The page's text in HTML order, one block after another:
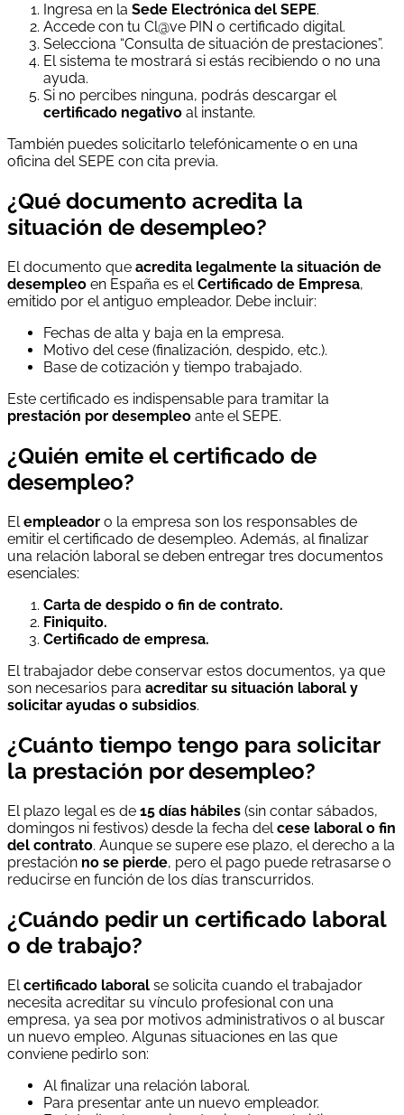
Ingresa en la Sede Electrónica del SEPE.
Accede con tu Cl@ve PIN o certificado digital.
Selecciona “Consulta de situación de prestaciones”.
El sistema te mostrará si estás recibiendo o no una
ayuda.
Si no percibes ninguna, podrás descargar el
certificado negativo al instante.
También puedes solicitarlo telefónicamente o en una
oficina del SEPE con cita previa.
¿Qué documento acredita la
situación de desempleo?
El documento que acredita legalmente la situación de
desempleo en España es elCertificado de Empresa,
emitido por el antiguo empleador. Debe incluir:
Fechas de alta y baja en la empresa.
Motivo del cese (finalización, despido, etc.).
Base de cotización y tiempo trabajado.
Este certificado es indispensable para tramitar la
prestación por desempleo ante el SEPE.
¿Quién emite el certificado de
desempleo?
Elempleador o la empresa son los responsables de
emitir el certificado de desempleo. Además, al finalizar
una relación laboral se deben entregar tres documentos
esenciales:
Carta de despido o fin de contrato.
Finiquito.
Certificado de empresa.
El trabajador debe conservar estos documentos, ya que
son necesarios para acreditar su situación laboral y
solicitar ayudas o subsidios.
¿Cuánto tiempo tengo para solicitar
la prestación por desempleo?
El plazo legal es de 15 días hábiles (sin contar sábados,
domingos ni festivos) desde la fecha delcese laboral o fin
del contrato. Aunque se supere ese plazo, el derecho a la
prestación no se pierde, pero el pago puede retrasarse o
reducirse en función de los días transcurridos.
¿Cuándo pedir un certificado laboral
o de trabajo?
El certificado laboral se solicita cuando el trabajador
necesita acreditar su vínculo profesional con una
empresa, ya sea por motivos administrativos o al buscar
un nuevo empleo. Algunas situaciones en las que
conviene pedirlo son:
Al finalizar una relación laboral.
Para presentar ante un nuevo empleador.